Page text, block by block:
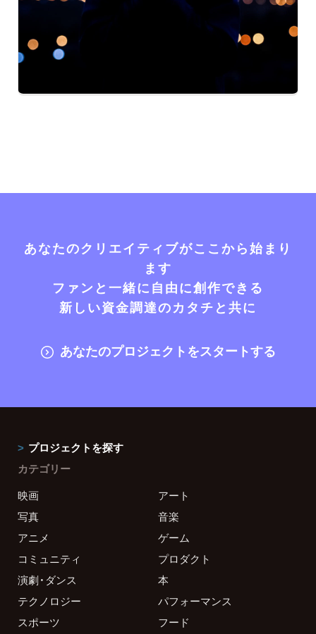
あなたのクリエイティブがここから始まり
ます
ファンと一緒に自由に創作できる
新しい資金調達のカタチと共に
あなたのプロジェクトをスタートする
プロジェクトを探す
カテゴリー
映画
アート
写真
音楽
アニメ
ゲーム
コミュニティ
プロダクト
演劇・ダンス
本
テクノロジー
パフォーマンス
スポーツ
フード